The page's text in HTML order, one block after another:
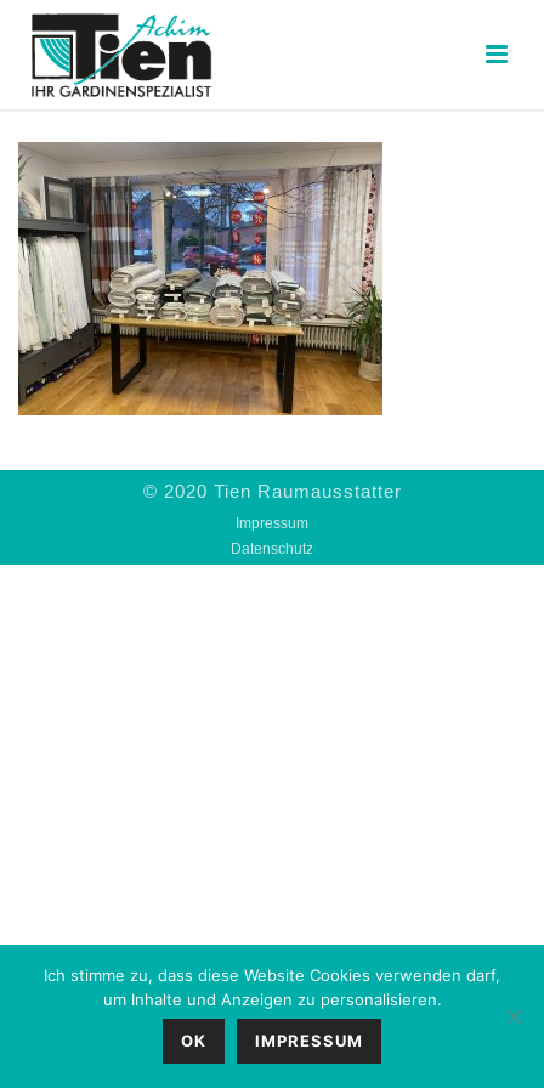
© 2020 Tien Raumausstatter
Impressum
Datenschutz
Ich stimme zu, dass diese Website Cookies verwenden darf,
um Inhalte und Anzeigen zu personalisieren.
OK IMPRESSUM